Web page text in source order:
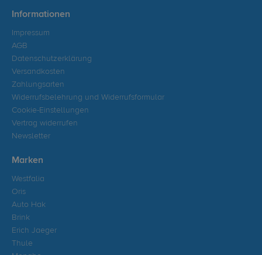
Informationen
Impressum
AGB
Datenschutzerklärung
Versandkosten
Zahlungsarten
Widerrufsbelehrung und Widerrufsformular
Cookie-Einstellungen
Vertrag widerrufen
Newsletter
Marken
Westfalia
Oris
Auto Hak
Brink
Erich Jaeger
Thule